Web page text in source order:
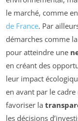
le marché, comme
de France. Par
démarches comme la
pour atteindre une
en créant des
leur impact
en avant par le
favoriser la
les décisions